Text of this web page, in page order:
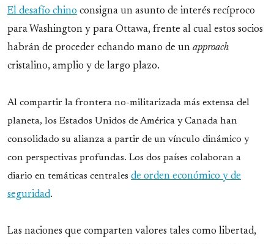
El desafío chino consigna un asunto de interés recíproco
para Washington y para Ottawa, frente al cual estos socios
habrán de proceder echando mano de un approach
cristalino, amplio y de largo plazo.
Al compartir la frontera no-militarizada más extensa del
planeta, los Estados Unidos de América y Canada han
consolidado su alianza a partir de un vínculo dinámico y
con perspectivas profundas. Los dos países colaboran a
diario en temáticas centrales de orden económico y de
seguridad.
Las naciones que comparten valores tales como libertad,